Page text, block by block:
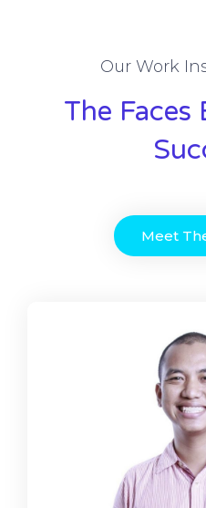
Our Work
The Faces
Meet